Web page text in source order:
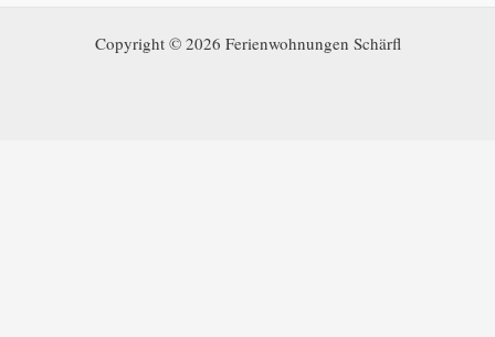
Copyright © 2026 Ferienwohnungen Schärfl